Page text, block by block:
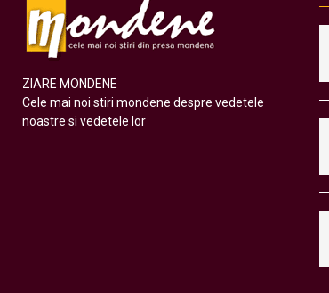
ZIARE MONDENE
Cele mai noi stiri mondene despre vedetele
noastre si vedetele lor